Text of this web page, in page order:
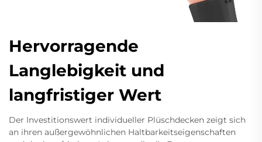
Hervorragende
Langlebigkeit und
langfristiger Wert
Der Investitionswert individueller Plüschdecken zeigt sich
an ihren außergewöhnlichen Haltbarkeitseigenschaften